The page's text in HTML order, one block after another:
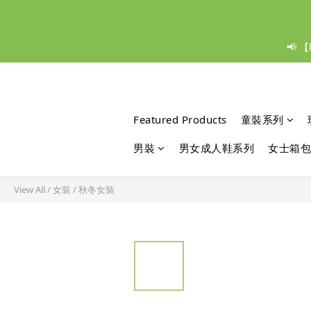
📢
Featured Products 童裝系列
男裝 男女成人鞋系列 女士箱
View All/女裝 /秋冬女裝